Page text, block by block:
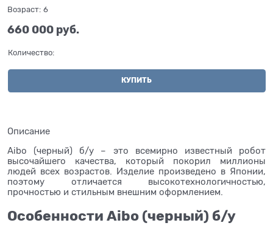
Возраст: 6
660 000 руб.
Количество:
КУПИТЬ
Описание
Aibo (черный) б/у – это всемирно известный робот
высочайшего качества, который покорил миллионы
людей всех возрастов. Изделие произведено в Японии,
поэтому отличается высокотехнологичностью,
прочностью и стильным внешним оформлением.
Особенности Aibo (черный) б/у